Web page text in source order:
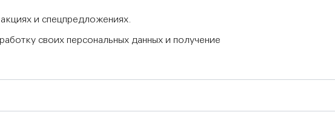
и спецпредложениях.
своих персональных данных и получение